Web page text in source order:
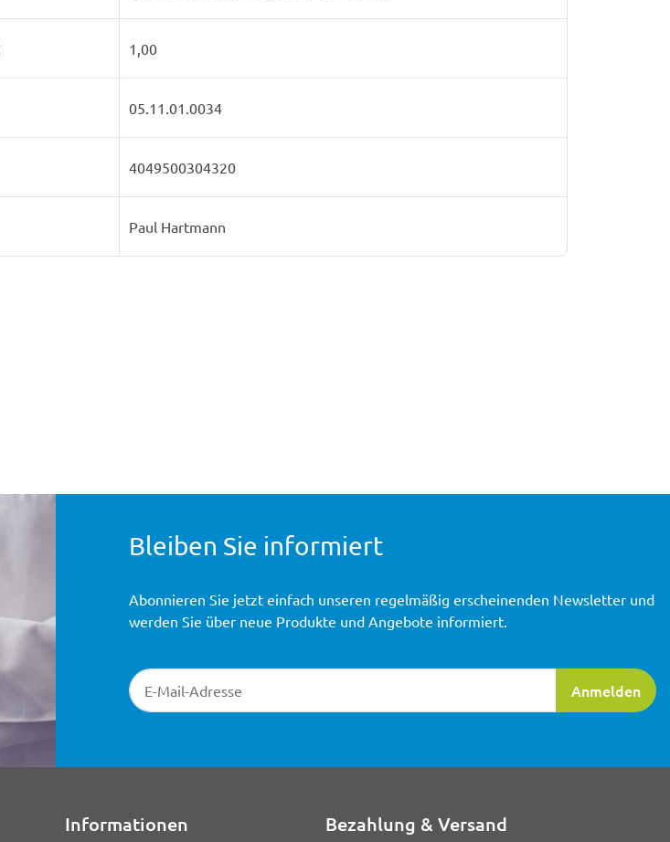
1,00
05.11.01.0034
4049500304320
Paul Hartmann
Bleiben Sie informiert
Newsletter-Registrierung
Anmelden
Abonnieren Sie jetzt einfach unseren regelmäßig erscheinenden Newsletter und
werden Sie über neue Produkte und Angebote informiert.
Informationen Bezahlung & Versand